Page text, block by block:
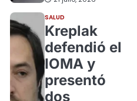
SALUD
Kreplak
defendió el
IOMA y
presentó
dos